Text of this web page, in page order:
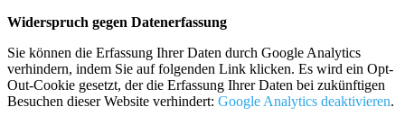
Widerspruch gegen Datenerfassung
Sie können die Erfassung Ihrer Daten durch Google Analytics
verhindern, indem Sie auf folgenden Link klicken. Es wird ein Opt-
Out-Cookie gesetzt, der die Erfassung Ihrer Daten bei zukünftigen
Besuchen dieser Website verhindert: Google Analytics deaktivieren.